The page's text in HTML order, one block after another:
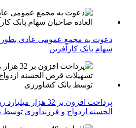
دعوت به مجمع عمومی عادی بطور
سهام بانک کارآفرین
پرداخت افزون بر 32
الحسنه ازدواج و فرزندآوری